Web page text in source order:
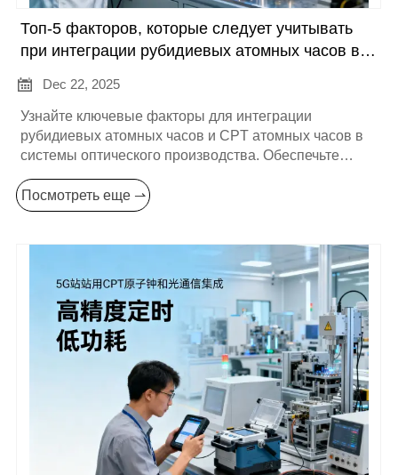
Топ-5 факторов, которые следует учитывать
при интеграции рубидиевых атомных часов в
 Dec 22, 2025
Узнайте ключевые факторы для интеграции
рубидиевых атомных часов и CPT атомных часов в
системы оптического производства. Обеспечьте
сейчас.
Посмотреть еще ⇀